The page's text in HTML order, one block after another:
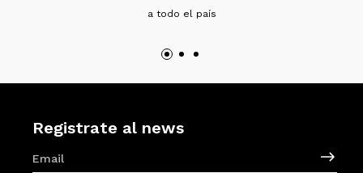
a todo el país
Registrate al news